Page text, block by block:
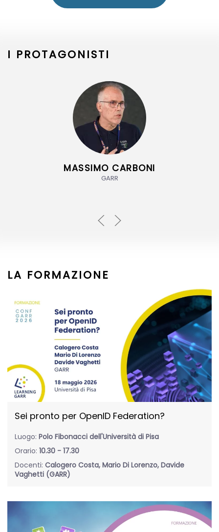
I PROTAGONISTI
ROBERTO CASO
Università del Salento
LA FORMAZIONE
Sei pronto per OpenID Federation?
Luogo: Polo Fibonacci dell'Università di Pisa
Orario: 10.30 - 17.30
Docenti: Calogero Costa, Mario Di Lorenzo, Davide
Vaghetti (GARR)